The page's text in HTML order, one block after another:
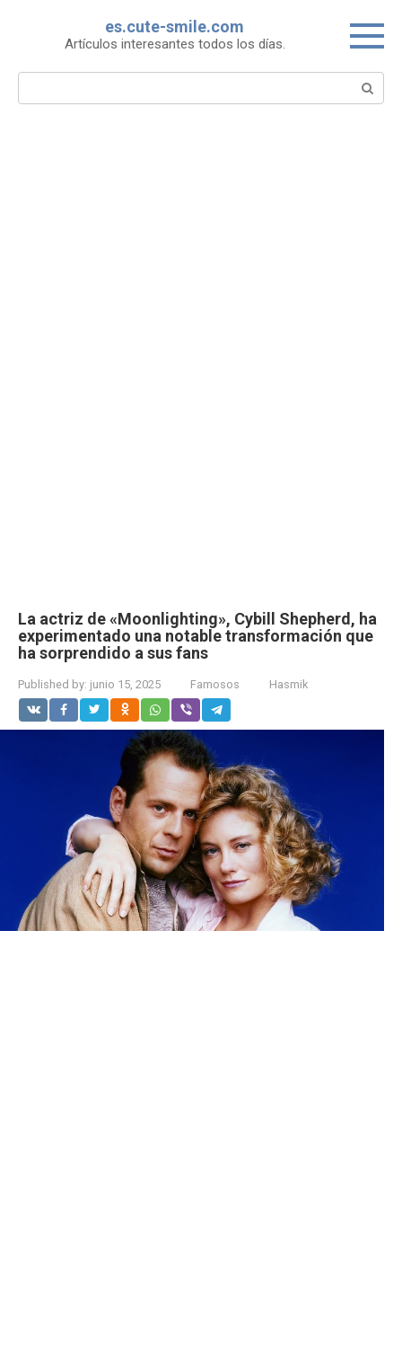
es.cute-smile.com
Artículos interesantes todos los días.
Search:
La actriz de «Moonlighting», Cybill Shepherd, ha
experimentado una notable transformación que
ha sorprendido a sus fans
Published by: junio 15, 2025 Famosos Hasmik